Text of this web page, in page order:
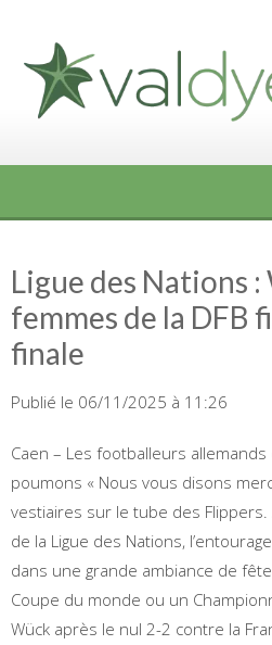
content
Ligue des Nations
femmes de la DFB
finale
Publié le 06/11/2025 à 11:26
Caen – Les footballeurs
poumons « Nous vous disons
vestiaires sur le tube des
de la Ligue des Nations,
dans une grande ambiance de
Coupe du monde ou un
Wück après le nul 2-2 contre la